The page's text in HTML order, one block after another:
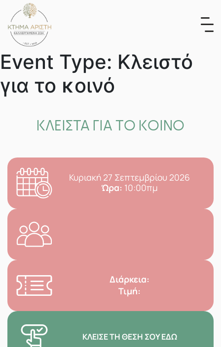
content
Event Type: Κλειστό
για το κοινό
ΚΛΕΙΣΤΑ ΓΙΑ ΤΟ ΚΟΙΝΟ
Κυριακή 27 Σεπτεμβρίου 2026
Ώρα: 10:00πμ
Διάρκεια:
Τιμή:
ΚΛΕΊΣΕ ΤΗ ΘΈΣΗ ΣΟΥ ΕΔΏ